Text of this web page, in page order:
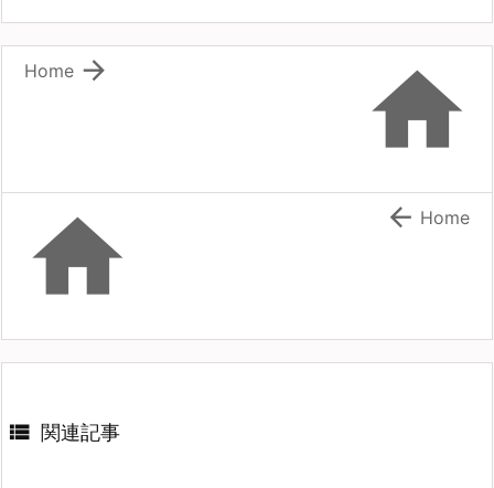


Home
  Home
 関連記事